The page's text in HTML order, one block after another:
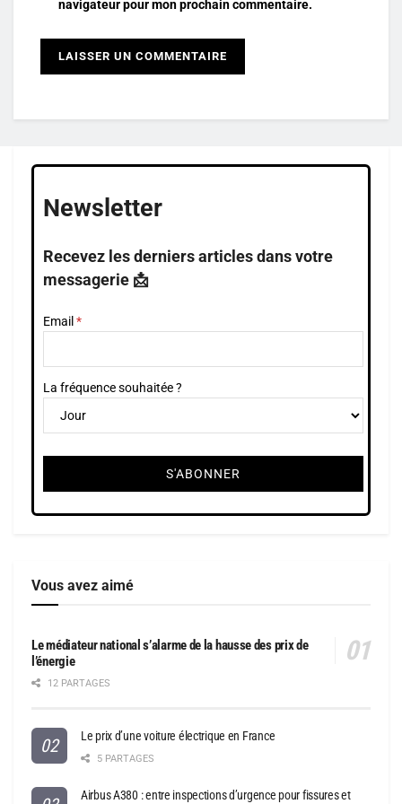
navigateur pour mon prochain commentaire.
Newsletter
Recevez les derniers articles dans votre
messagerie 📩
Email
La fréquence souhaitée ?
Vous avez aimé
Le médiateur national s’alarme de la hausse des prix de
l’énergie
12 PARTAGES
Le prix d’une voiture électrique en France
5 PARTAGES
Airbus A380 : entre inspections d’urgence pour fissures et